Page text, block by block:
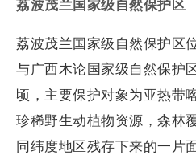
荔波茂兰国家级自然保护区
荔波茂兰国家级自然保护区
与广西木论国家级自然保护
顷，主要保护对象为亚热带
珍稀野生动植物资源，森林
同纬度地区残存下来的一片